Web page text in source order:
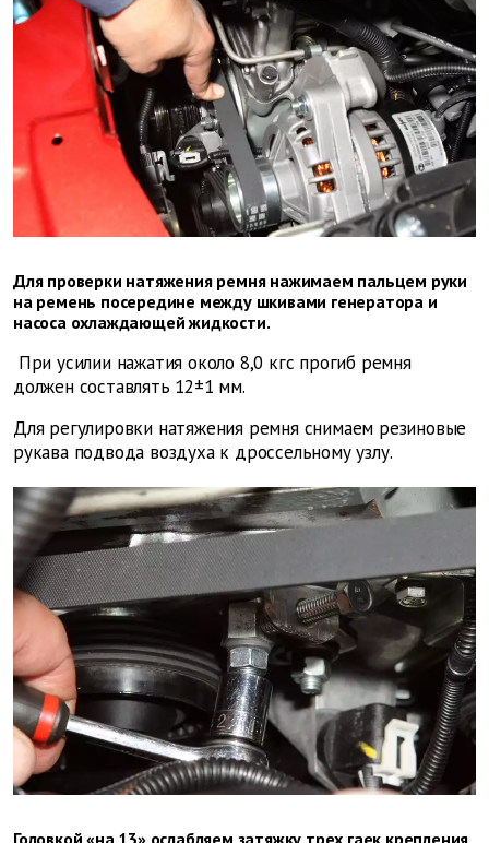
Для проверки натяжения ремня нажимаем пальцем руки
на ремень посередине между шкивами генератора и
насоса охлаждающей жидкости.
При усилии нажатия около 8,0 кгс прогиб ремня
должен составлять 12±1 мм.
Для регулировки натяжения ремня снимаем резиновые
рукава подвода воздуха к дроссельному узлу.